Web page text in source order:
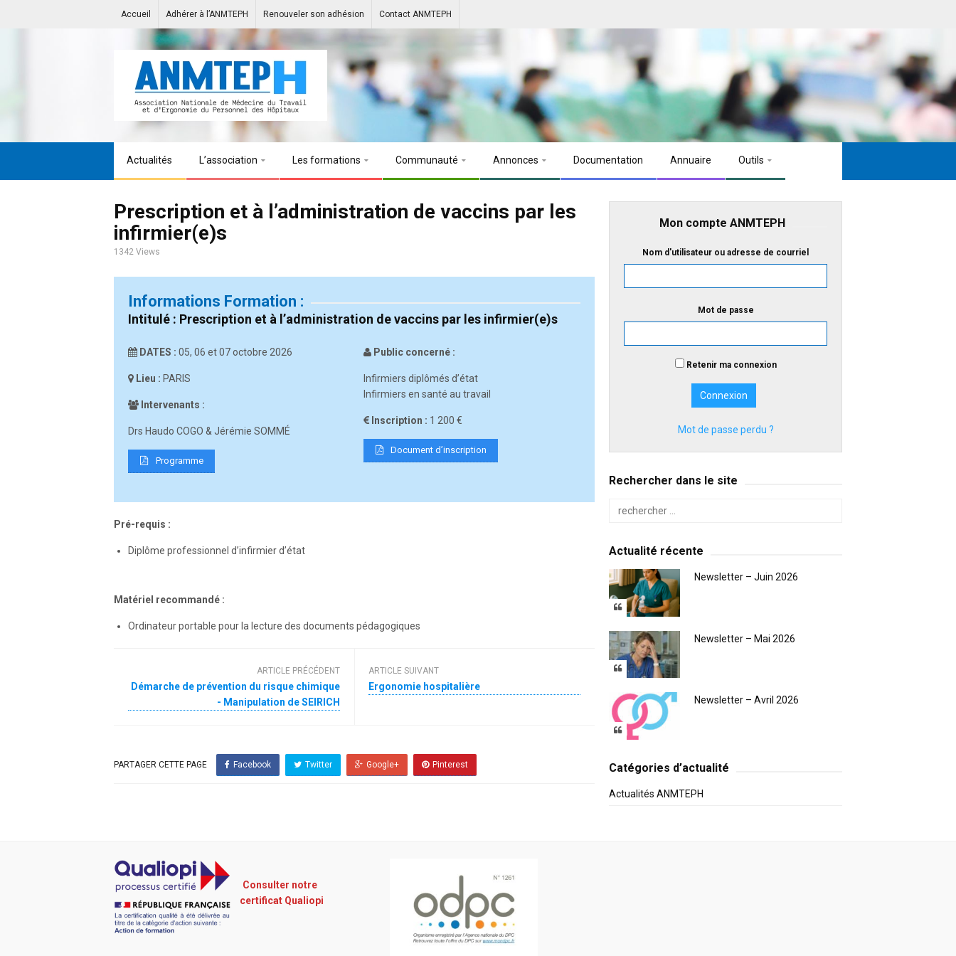
Accueil Adhérer à l’ANMTEPH Renouveler son adhésion Contact ANMTEPH
Actualités L’association Les formations Communauté Annonces Documentation Annuaire Outils
Prescription et à l’administration de vaccins par les
infirmier(e)s
1342 Views
Informations Formation :
Intitulé : Prescription et à l’administration de vaccins par les infirmier(e)s
DATES : 05, 06 et 07 octobre 2026
Lieu : PARIS
Intervenants :
Drs Haudo COGO & Jérémie SOMMÉ
Programme
Public concerné :
Infirmiers diplômés d’état
Infirmiers en santé au travail
Inscription : 1 200 €
Document d’inscription
Pré-requis :
Diplôme professionnel d’infirmier d’état
Matériel recommandé :
Ordinateur portable pour la lecture des documents pédagogiques
ARTICLE PRÉCÉDENT
Démarche de prévention du risque chimique
- Manipulation de SEIRICH
ARTICLE SUIVANT
Ergonomie hospitalière
PARTAGER CETTE PAGE Facebook Twitter Google+ Pinterest
Mon compte ANMTEPH
Nom d'utilisateur ou adresse de courriel
Mot de passe
Retenir ma connexion
Mot de passe perdu ?
Rechercher dans le site
Actualité récente
Newsletter – Juin 2026
Newsletter – Mai 2026
Newsletter – Avril 2026
Catégories d’actualité
Actualités ANMTEPH
Consulter notre
certificat Qualiopi